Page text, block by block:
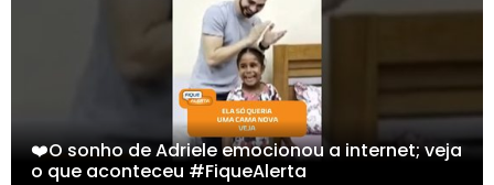
❤️O sonho de Adriele emocionou a internet; veja
o que aconteceu #FiqueAlerta